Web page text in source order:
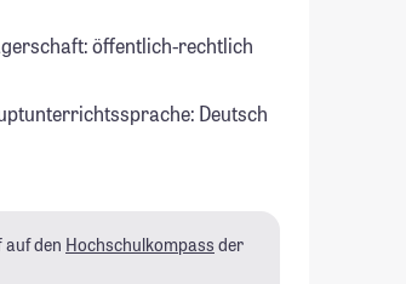
öffentlich-rechtlich
Deutsch
den Hochschulkompass der